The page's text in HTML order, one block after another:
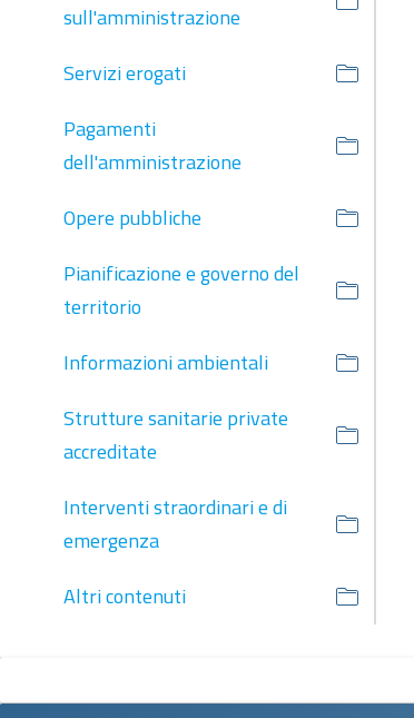
sull'amministrazione
Servizi erogati
Pagamenti
dell'amministrazione
Opere pubbliche
Pianificazione e governo del
territorio
Informazioni ambientali
Strutture sanitarie private
accreditate
Interventi straordinari e di
emergenza
Altri contenuti